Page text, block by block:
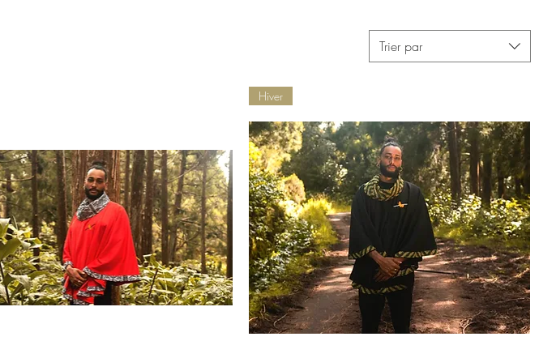
pour leurs participations, KLS prod, Olivia et les
artistes pour leurs collaborations musicales .
Trier par
Hiver